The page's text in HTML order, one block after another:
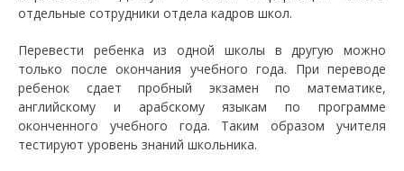
отдельные сотрудники отдела кадров школ.
Перевести ребенка из одной школы в другую можно
только после окончания учебного года. При переводе
ребенок сдает пробный экзамен по математике,
английскому и арабскому языкам по программе
оконченного учебного года. Таким образом учителя
тестируют уровень знаний школьника.